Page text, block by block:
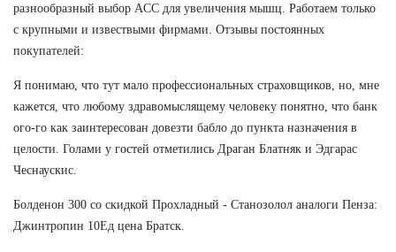
разнообразный выбор ACC для увеличения мышц. Работаем только
с крупными и извествыми фирмами. Отзывы постоянных
покупателей:
Я понимаю, что тут мало профессиональных страховщиков, но, мне
кажется, что любому здравомыслящему человеку понятно, что банк
ого-го как заинтересован довезти бабло до пункта назначения в
целости. Голами у гостей отметились Драган Блатняк и Эдгарас
Чеснаускис.
Болденон 300 со скидкой Прохладный - Станозолол аналоги Пенза:
Джинтропин 10Ед цена Братск.